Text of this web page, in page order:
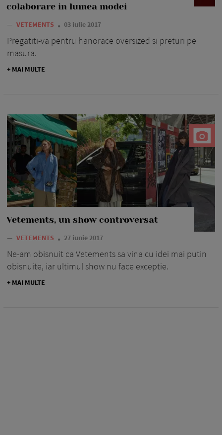
colaborare in lumea modei
— VETEMENTS 03 iulie 2017
Pregatiti-va pentru hanorace oversized si preturi pe
masura.
+ MAI MULTE
Vetements, un show controversat
— VETEMENTS 27 iunie 2017
Ne-am obisnuit ca Vetements sa vina cu idei mai putin
obisnuite, iar ultimul show nu face exceptie.
+ MAI MULTE